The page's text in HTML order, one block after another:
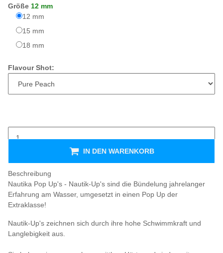
Größe 12 mm
12 mm
15 mm
18 mm
Flavour Shot:
IN DEN WARENKORB
Beschreibung
Nautika Pop Up's - Nautik-Up's sind die Bündelung jahrelanger
Erfahrung am Wasser, umgesetzt in einen Pop Up der
Extraklasse!
Nautik-Up's zeichnen sich durch ihre hohe Schwimmkraft und
Langlebigkeit aus.